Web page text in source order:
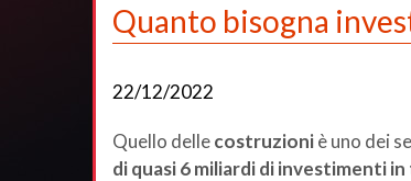
Quanto bisogna
22/12/2022
Quello dellecostruzioniè uno dei
di quasi 6 miliardi di investimenti